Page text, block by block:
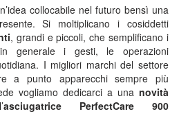
collocabile nel futuro bensì una
Si moltiplicano i cosiddetti
, grandi e piccoli, che semplificano i
generale i gesti, le operazioni
I migliori marchi del settore
a punto apparecchi sempre più
vogliamo dedicarci a una novità
asciugatrice PerfectCare 900